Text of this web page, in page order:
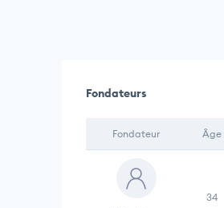
Fondateurs
Fondateur Âge
34